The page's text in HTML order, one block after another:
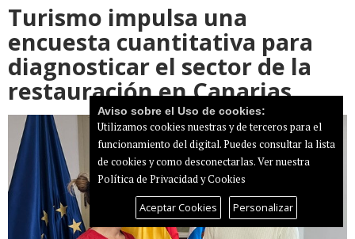
Turismo impulsa una
encuesta cuantitativa para
diagnosticar el sector de la
restauración en Canarias
Aviso sobre el Uso de cookies:
Utilizamos cookies nuestras y de terceros para el
funcionamiento del digital. Puedes consultar la lista
de cookies y como desconectarlas.Ver nuestra
Política de Privacidad y Cookies
Aceptar Cookies Personalizar